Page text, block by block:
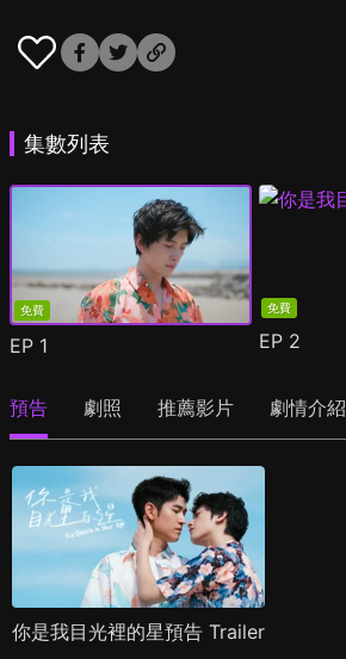
集數列表
免費
EP 1
免費
EP 2
預告 劇照 推薦影片 劇情介紹
你是我目光裡的星預告 Trailer